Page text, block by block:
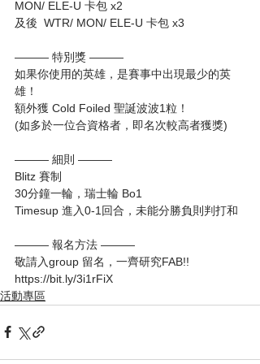
MON/ ELE-U 卡包 x2
及後  WTR/ MON/ ELE-U 卡包 x3
——— 特別獎 ———
如果你使用的英雄，是賽事中出現最少的英
雄！
額外獲 Cold Foiled 聖誕波波1粒！
(如多於一位合資格者，即名次較高者獲獎)
——— 細則 ———
Blitz 賽制
30分鐘一輪，瑞士輪 Bo1
Timesup 進入0-1回合，未能分勝負則判打和
——— 報名方法 ———
敬請入group 留名，一齊研究FAB!!
https://bit.ly/3i1rFiX
活動專區